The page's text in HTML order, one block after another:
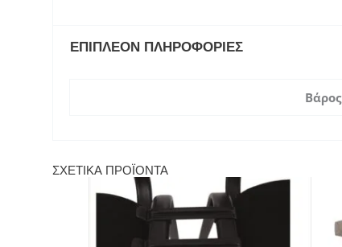
ΕΠΙΠΛΈΟΝ ΠΛΗΡΟΦΟΡΊΕΣ
Βάρος
ΣΧΕΤΙΚΆ ΠΡΟΪΌΝΤΑ